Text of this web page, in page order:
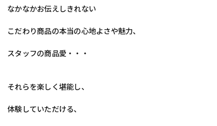
なかなかお伝えしきれない
こだわり商品の本当の心地よさや魅力、
スタッフの商品愛・・・
それらを楽しく堪能し、
体験していただける、